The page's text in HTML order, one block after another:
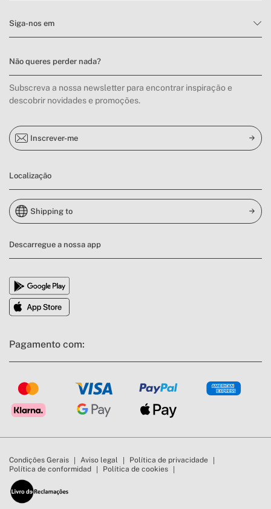
Siga-nos em
Não queres perder nada?
Subscreva a nossa newsletter para encontrar inspiração e
descobrir novidades e promoções.
Inscrever-me
Localização
Shipping to
Descarregue a nossa app
Pagamento com:
Condições Gerais Aviso legal
Política de privacidade
Política de conformidad
Política de cookies